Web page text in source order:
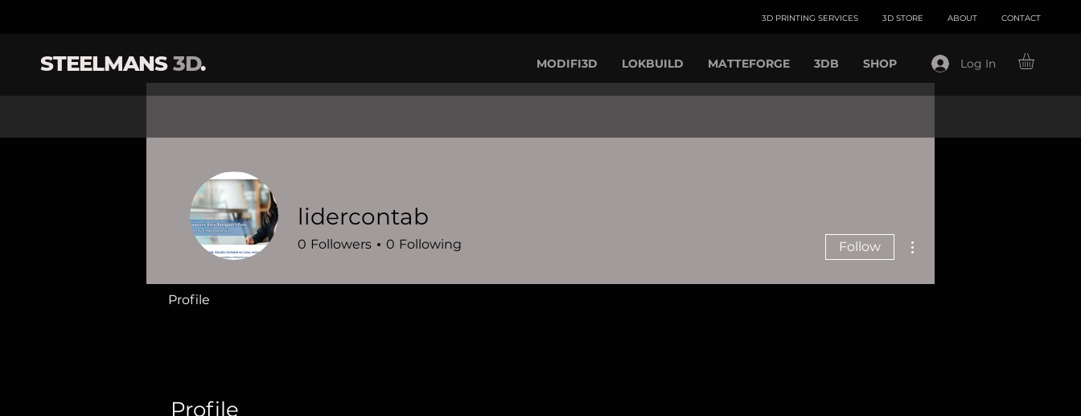
3D PRINTING SERVICES 3D STORE ABOUT CONTACT
STEELMANS3D. MODIFI3D LOKBUILD MATTEFORGE 3DB SHOP Log In
Profile
lidercontab
0 Followers 0 Following Follow
Profile